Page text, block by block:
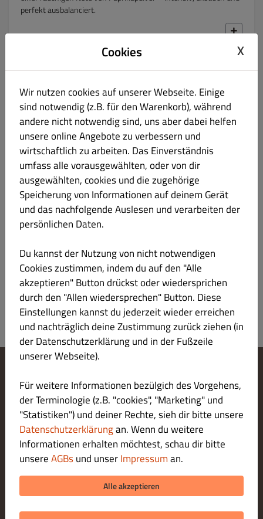
perfekt ausbalanciert.
Sriracha-Mayo € 2.50
Unsere hausgemachte Sriracha-Mayo vereint cremige
Mayonnaise mit der feurigen Würze der thailändischen Sriracha
– für einen harmonisch-scharfen Geschmack mit süßlich-
pikantem Finish.
Mayonnaise € 2.50
Unsere Mayonnaise besticht durch ihre seidige Cremigkeit und
Gericht.
Cookie-Einstellungen ändern
Kontaktiere uns
Datenschutzerklärung
Allgemeine Geschäftsbedingungen
Impressum
LIEFERUNG ZAHLUNGSARTEN
ZAHLUNGSARTEN BEI ABHOLUNG
Cookies X
Wir nutzen cookies auf unserer Webseite. Einige
sind notwendig (z.B. für den Warenkorb), während
andere nicht notwendig sind, uns aber dabei helfen
unsere online Angebote zu verbessern und
wirtschaftlich zu arbeiten. Das Einverständnis
umfass alle vorausgewählten, oder von dir
ausgewählten, cookies und die zugehörige
Speicherung von Informationen auf deinem Gerät
und das nachfolgende Auslesen und verarbeiten der
persönlichen Daten.
Du kannst der Nutzung von nicht notwendigen
Cookies zustimmen, indem du auf den "Alle
akzeptieren" Button drückst oder wiedersprichen
durch den "Allen wiedersprechen" Button. Diese
Einstellungen kannst du jederzeit wieder erreichen
und nachträglich deine Zustimmung zurück ziehen (in
der Datenschutzerklärung und in der Fußzeile
unserer Webseite).
Für weitere Informationen bezülgich des Vorgehens,
der Terminologie (z.B. "cookies", "Marketing" und
"Statistiken") und deiner Rechte, sieh dir bitte unsere
Datenschutzerklärungan. Wenn du weitere
Informationen erhalten möchtest, schau dir bitte
unsereAGBsund unserImpressuman.
Alle akzeptieren